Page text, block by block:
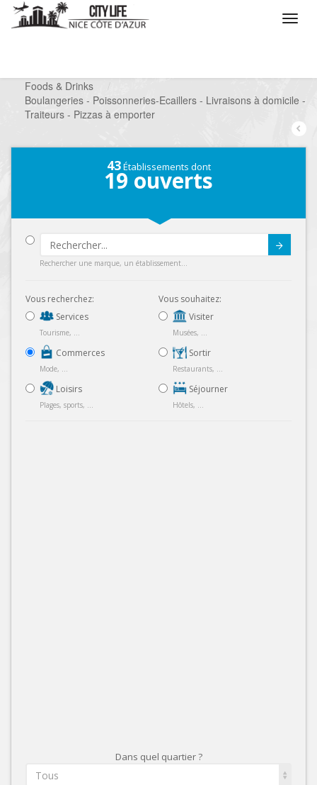
Foods & Drinks
/
Boulangeries - Poissonneries-Ecaillers - Livraisons à domicile -
Traiteurs - Pizzas à emporter
43Établissements dont
19 ouverts
Rechercher une marque, un établissement...
Vous recherchez:
Services
Tourisme, ...
Commerces
Mode, ...
Loisirs
Plages, sports, ...
Vous souhaitez:
Visiter
Musées, ...
Sortir
Restaurants, ...
Séjourner
Hôtels, ...
Dans quel quartier ?
Tous